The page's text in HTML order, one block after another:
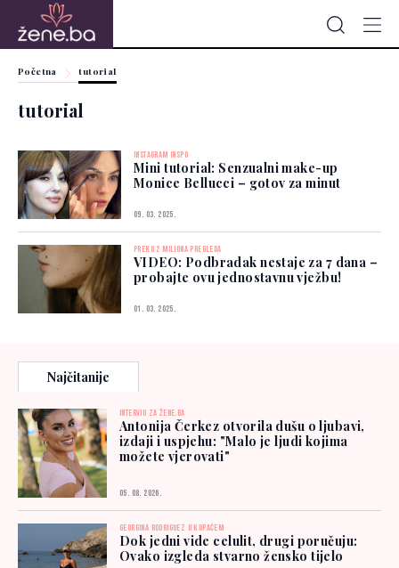
Početna tutorial
tutorial
INSTAGRAM INSPO
Mini tutorial: Senzualni make-up
Monice Bellucci – gotov za minut
09. 03. 2025.
PREKO 2 MILIONA PREGLEDA
VIDEO: Podbradak nestaje za 7 dana –
probajte ovu jednostavnu vježbu!
01. 03. 2025.
Najčitanije
INTERVJU ZA ŽENE.BA
Antonija Čerkez otvorila dušu o ljubavi,
izdaji i uspjehu: "Malo je ljudi kojima
možete vjerovati"
05. 08. 2026.
GEORGINA RODRIGUEZ U KUPAĆEM
Dok jedni vide celulit, drugi poručuju:
Ovako izgleda stvarno žensko tijelo